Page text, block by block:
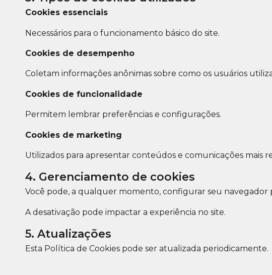
Cookies essenciais
Necessários para o funcionamento básico do site.
Cookies de desempenho
Coletam informações anônimas sobre como os usuários
Cookies de funcionalidade
Permitem lembrar preferências e configurações.
Cookies de marketing
Utilizados para apresentar conteúdos e comunicações mais
4. Gerenciamento de cookies
Você pode, a qualquer momento, configurar seu navegador
A desativação pode impactar a experiência no site.
5. Atualizações
Esta Política de Cookies pode ser atualizada periodicamente.